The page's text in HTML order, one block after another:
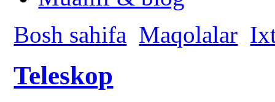
Bosh sahifa Maqolalar
Teleskop